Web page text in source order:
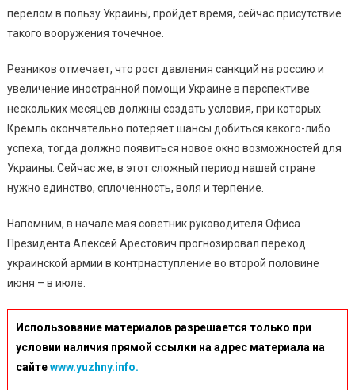
перелом в пользу Украины, пройдет время, сейчас присутствие
такого вооружения точечное.
Резников отмечает, что рост давления санкций на россию и
увеличение иностранной помощи Украине в перспективе
нескольких месяцев должны создать условия, при которых
Кремль окончательно потеряет шансы добиться какого-либо
успеха, тогда должно появиться новое окно возможностей для
Украины. Сейчас же, в этот сложный период нашей стране
нужно единство, сплоченность, воля и терпение.
Напомним, в начале мая советник руководителя Офиса
Президента Алексей Арестович прогнозировал переход
украинской армии в контрнаступление во второй половине
июня – в июле.
Использование материалов разрешается только при
условии наличия прямой ссылки на адрес материала на
сайтеwww.yuzhny.info.